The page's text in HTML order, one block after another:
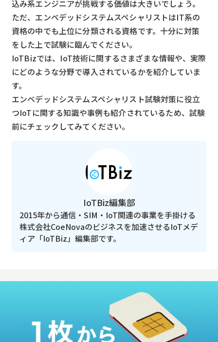
込み系エンジニアが挑戦する価値は大きいでしょう。
ただ、エンベデッドシステムスペシャリストはIT系の
資格の中でも上位に分類される資格です。十分に対策
をした上で試験に臨んでください。
IoTBizでは、IoT技術に関するさまざまな情報や、実際
にどのような分野で導入されているかを紹介していま
す。
エンベデッドシステムスペシャリスト試験対策に役立
つIoTに関する知識や事例も紹介されているため、試験
前にチェックしてみてください。
IoTBiz編集部
2015年から通信・SIM・IoT関連の事業を手掛ける
株式会社CoeNovaのビジネスを加速させるIoTメデ
ィア「IoTBiz」編集部です。